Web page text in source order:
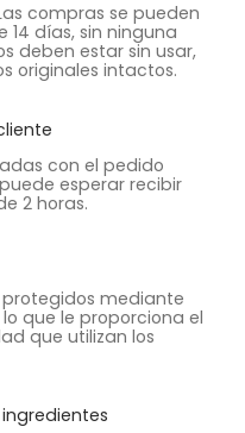
compras se pueden
14 días, sin ninguna
deben estar sin usar,
originales intactos.
con el pedido
esperar recibir
2 horas.
mediante
que le proporciona el
que utilizan los